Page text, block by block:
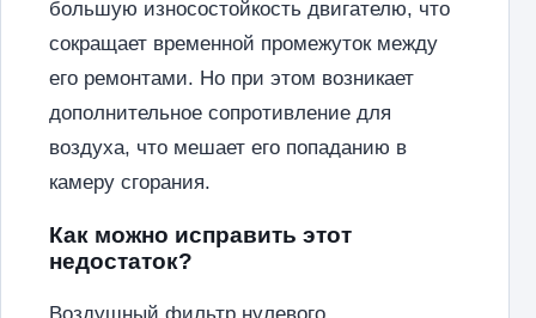
большую износостойкость двигателю, что
сокращает временной промежуток между
его ремонтами. Но при этом возникает
дополнительное сопротивление для
воздуха, что мешает его попаданию в
камеру сгорания.
Как можно исправить этот
недостаток?